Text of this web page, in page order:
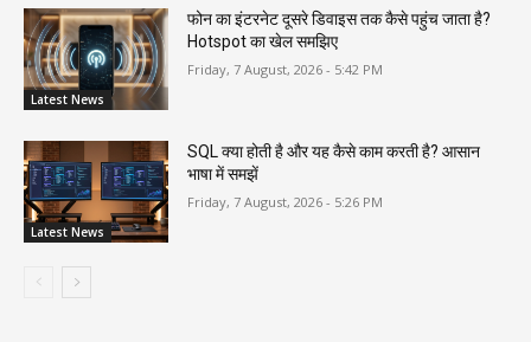
Latest News
फोन का इंटरनेट दूसरे डिवाइस तक कैसे पहुंच जाता है?
Hotspot का खेल समझिए
Friday, 7 August, 2026 - 5:42 PM
Latest News
SQL क्या होती है और यह कैसे काम करती है? आसान
भाषा में समझें
Friday, 7 August, 2026 - 5:26 PM